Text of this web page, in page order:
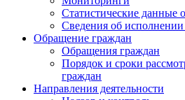
Статистические данные
Сведения об
Обращение граждан
Обращения граждан
Порядок и сроки
граждан
Направления деятельности